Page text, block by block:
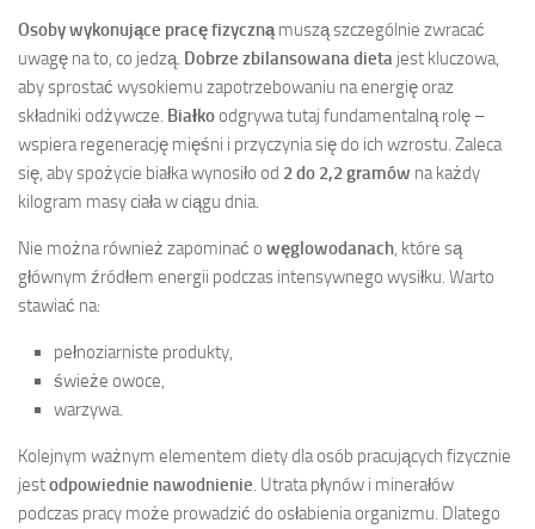
Osoby wykonujące pracę fizycznąmuszą szczególnie zwracać
uwagę na to, co jedzą. Dobrze zbilansowana dieta jest kluczowa,
aby sprostać wysokiemu zapotrzebowaniu na energię oraz
składniki odżywcze. Białkoodgrywa tutaj fundamentalną rolę –
wspiera regenerację mięśni i przyczynia się do ich wzrostu. Zaleca
się, aby spożycie białka wynosiło od 2 do 2,2 gramów na każdy
kilogram masy ciała w ciągu dnia.
Nie można również zapominać o węglowodanach, które są
głównym źródłem energii podczas intensywnego wysiłku. Warto
stawiać na:
pełnoziarniste produkty,
świeże owoce,
warzywa.
Kolejnym ważnym elementem diety dla osób pracujących fizycznie
jestodpowiednie nawodnienie. Utrata płynów i minerałów
podczas pracy może prowadzić do osłabienia organizmu. Dlatego